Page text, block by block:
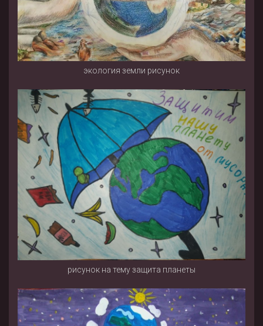
экология земли рисунок
рисунок на тему защита планеты